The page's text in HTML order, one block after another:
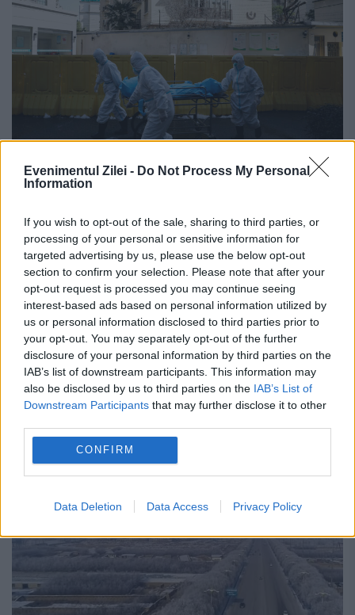
Evenimentul Zilei - Do Not Process My Personal
Information
If you wish to opt-out of the sale, sharing to third parties, or
processing of your personal or sensitive information for
targeted advertising by us, please use the below opt-out
section to confirm your selection. Please note that after your
opt-out request is processed you may continue seeing
interest-based ads based on personal information utilized by
us or personal information disclosed to third parties prior to
your opt-out. You may separately opt-out of the further
disclosure of your personal information by third parties on the
IAB’s list of downstream participants. This information may
also be disclosed by us to third parties on the IAB’s List of
Downstream Participants that may further disclose it to other
CONFIRM
Data Deletion Data Access Privacy Policy
Lovit fulgerător de „moartea neagră”!
Ar putea fi mai rău decât se credea
12 AUGUST 2020
Un bărbat în vârstă de 42 de ani a murit de
ciumă bubonică, marți noaptea, într-o
provincie din Mongolia. Ministerul Săntății
din Mongolia a confirmat decesul bărbatului
de 42 de...